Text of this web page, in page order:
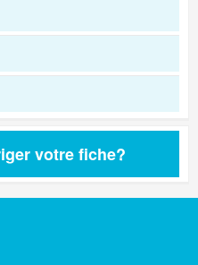
votre fiche?